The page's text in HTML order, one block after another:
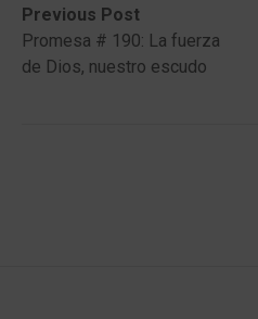
Post
navigation
Previous Post
Previous
post:Promesa # 190: La fuerza
de Dios, nuestro escudo
Next
post: